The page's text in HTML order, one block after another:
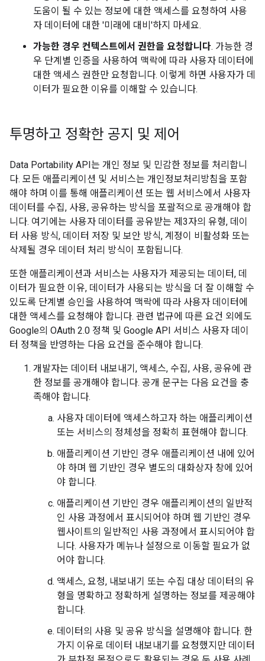
도움이 될 수 있는 정보에 대한 액세스를 요청하여 사용
자 데이터에 대한 '미래에 대비'하지 마세요.
가능한 경우 컨텍스트에서 권한을 요청합니다. 가능한 경
우 단계별 인증을 사용하여 맥락에 따라 사용자 데이터에
대한 액세스 권한만 요청합니다. 이렇게 하면 사용자가 데
이터가 필요한 이유를 이해할 수 있습니다.
투명하고 정확한 공지 및 제어
Data Portability API는 개인 정보 및 민감한 정보를 처리합니
다. 모든 애플리케이션 및 서비스는 개인정보처리방침을 포함
해야 하며 이를 통해 애플리케이션 또는 웹 서비스에서 사용자
데이터를 수집, 사용, 공유하는 방식을 포괄적으로 공개해야 합
니다. 여기에는 사용자 데이터를 공유받는 제3자의 유형, 데이
터 사용 방식, 데이터 저장 및 보안 방식, 계정이 비활성화 또는
삭제될 경우 데이터 처리 방식이 포함됩니다.
또한 애플리케이션과 서비스는 사용자가 제공되는 데이터, 데
이터가 필요한 이유, 데이터가 사용되는 방식을 더 잘 이해할 수
있도록 단계별 승인을 사용하여 맥락에 따라 사용자 데이터에
대한 액세스를 요청해야 합니다. 관련 법규에 따른 요건 외에도
Google의 OAuth 2.0 정책 및 Google API 서비스 사용자 데이
터 정책을 반영하는 다음 요건을 준수해야 합니다.
개발자는 데이터 내보내기, 액세스, 수집, 사용, 공유에 관
한 정보를 공개해야 합니다. 공개 문구는 다음 요건을 충
족해야 합니다.
사용자 데이터에 액세스하고자 하는 애플리케이션
또는 서비스의 정체성을 정확히 표현해야 합니다.
애플리케이션 기반인 경우 애플리케이션 내에 있어
야 하며 웹 기반인 경우 별도의 대화상자 창에 있어
야 합니다.
애플리케이션 기반인 경우 애플리케이션의 일반적
인 사용 과정에서 표시되어야 하며 웹 기반인 경우
웹사이트의 일반적인 사용 과정에서 표시되어야 합
니다. 사용자가 메뉴나 설정으로 이동할 필요가 없
어야 합니다.
액세스, 요청, 내보내기 또는 수집 대상 데이터의 유
형을 명확하고 정확하게 설명하는 정보를 제공해야
합니다.
데이터의 사용 및 공유 방식을 설명해야 합니다. 한
가지 이유로 데이터 내보내기를 요청했지만 데이터